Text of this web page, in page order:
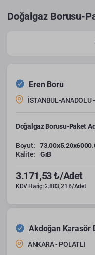
Doğalgaz Borusu-
Eren Boru
İSTANBUL-ANADOLU
Doğalgaz Borusu-Paket
Boyut:
Kalite:
GrB
3.171,53 ₺/Adet
KDV Hariç: 2.883,21 ₺/Adet
Akdoğan Karasör
ANKARA - POLATLI